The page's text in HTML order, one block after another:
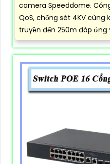
camera Speeddome. Công
QoS, chống sét 4KV cùng
truyền đến 250m đáp ứng